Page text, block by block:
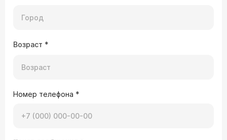
Возраст *
Номер телефона *